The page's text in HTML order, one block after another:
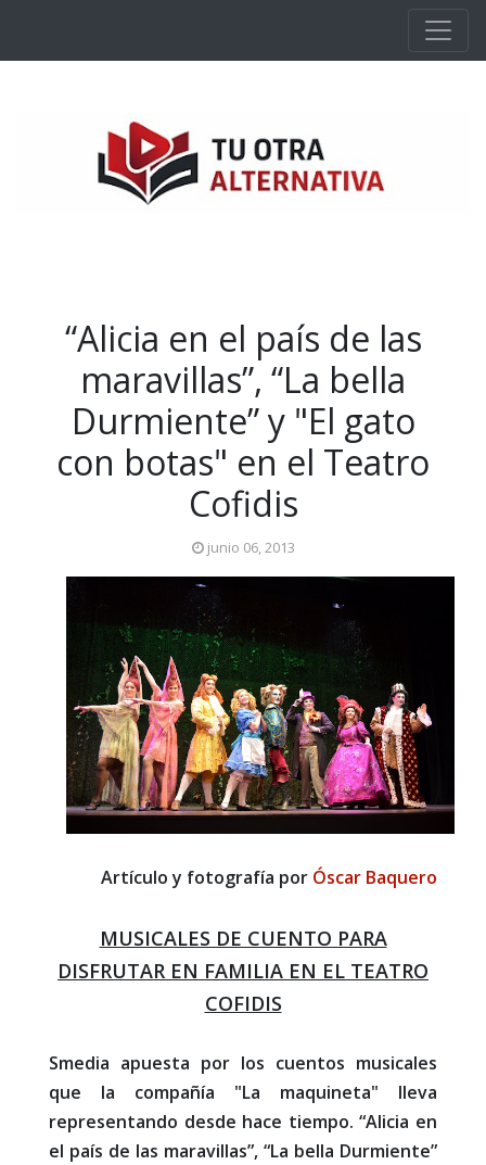
“Alicia en el país de las
maravillas”, “La bella
Durmiente” y "El gato
con botas" en el Teatro
Cofidis
junio 06, 2013
Artículo y fotografía por Óscar Baquero
MUSICALES DE CUENTO PARA
DISFRUTAR EN FAMILIA EN EL TEATRO
COFIDIS
Smedia apuesta por los cuentos musicales
que la compañía "La maquineta" lleva
representando desde hace tiempo. “Alicia en
el país de las maravillas”, “La bella Durmiente”